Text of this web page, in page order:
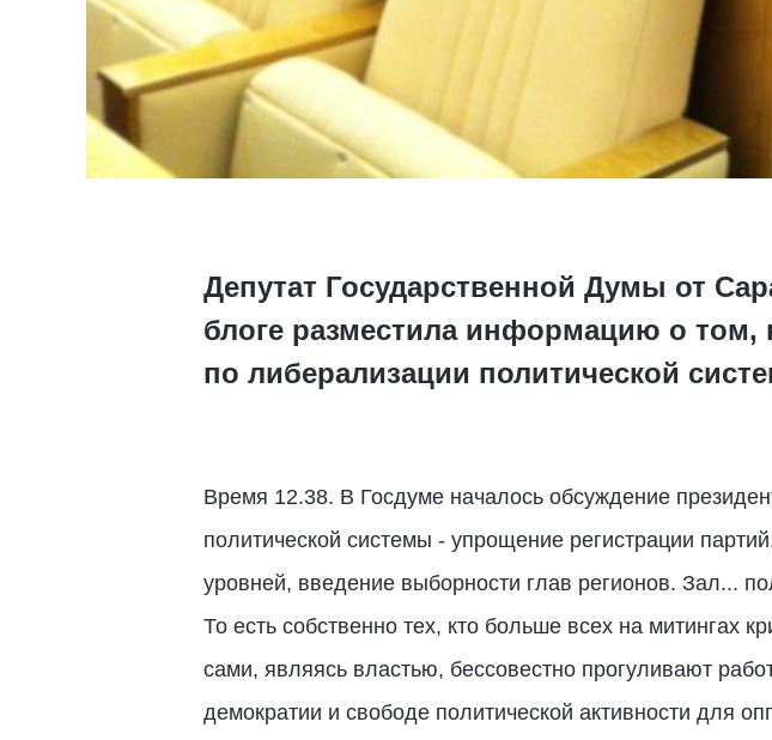
Депутат Государственной Думы от
блоге разместила информацию о том,
по либерализации политической
Время 12.38. В Госдуме началось обсуждение
политической системы - упрощение регистрации
уровней, введение выборности глав регионов. Зал...
То есть собственно тех, кто больше всех на митингах
сами, являясь властью, бессовестно прогуливают
демократии и свободе политической активности для